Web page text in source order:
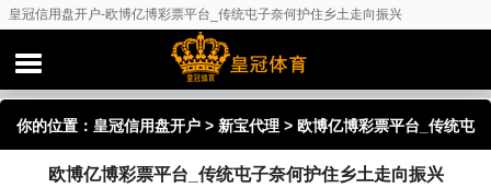
皇冠信用盘开户-欧博亿博彩票平台_传统屯子奈何护住乡土走向振兴
你的位置： 皇冠信用盘开户 > 新宝代理 > 欧博亿博彩票平台_传统屯
子奈何护住乡土走向振兴
欧博亿博彩票平台_传统屯子奈何护住乡土走向振兴